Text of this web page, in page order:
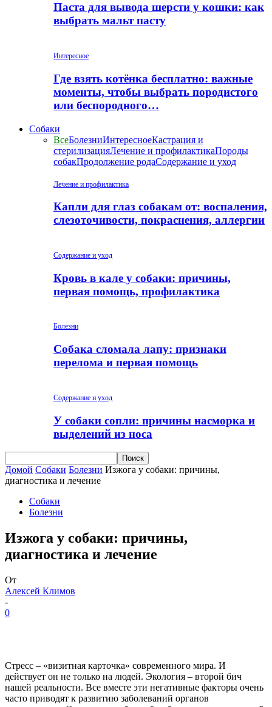
Паста для вывода шерсти у кошки: как
выбрать мальт пасту
Интересное
Где взять котёнка бесплатно: важные
моменты, чтобы выбрать породистого
или беспородного…
Собаки
ВсеБолезниИнтересноеКастрация и
стерилизацияЛечение и профилактикаПороды
собакПродолжение родаСодержание и уход
Лечение и профилактика
Капли для глаз собакам от: воспаления,
слезоточивости, покраснения, аллергии
Содержание и уход
Кровь в кале у собаки: причины,
первая помощь, профилактика
Болезни
Собака сломала лапу: признаки
перелома и первая помощь
Содержание и уход
У собаки сопли: причины насморка и
выделений из носа
Домой Собаки Болезни Изжога у собаки: причины,
диагностика и лечение
Собаки
Болезни
Изжога у собаки: причины,
диагностика и лечение
От
Алексей Климов
-
0
Стресс – «визитная карточка» современного мира. И
действует он не только на людей. Экология – второй бич
нашей реальности. Все вместе эти негативные факторы очень
часто приводят к развитию заболеваний органов